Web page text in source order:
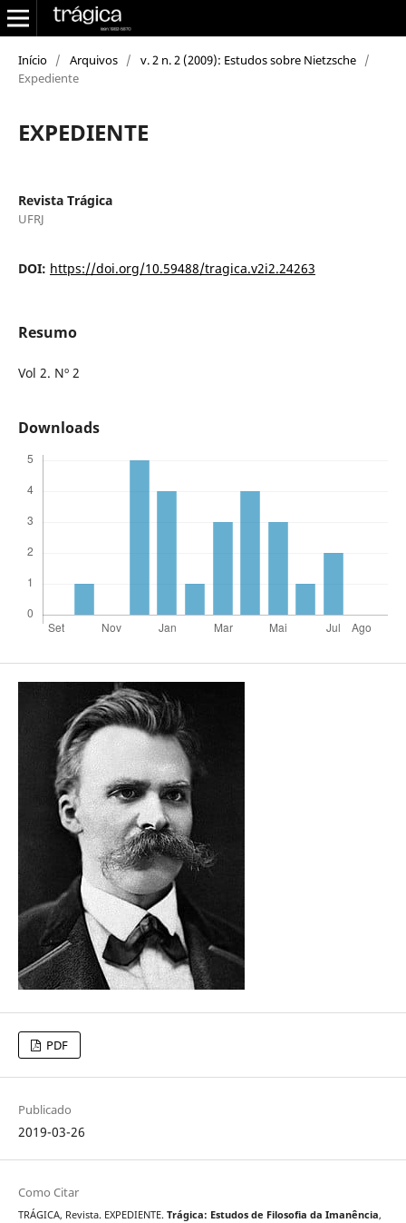
Início / Arquivos / v. 2 n. 2 (2009): Estudos sobre Nietzsche /
Expediente
EXPEDIENTE
Revista Trágica
UFRJ
DOI: https://doi.org/10.59488/tragica.v2i2.24263
Resumo
Vol 2. Nº 2
Downloads
PDF
Publicado
2019-03-26
Como Citar
TRÁGICA, Revista. EXPEDIENTE. Trágica: Estudos de Filosofia da Imanência,